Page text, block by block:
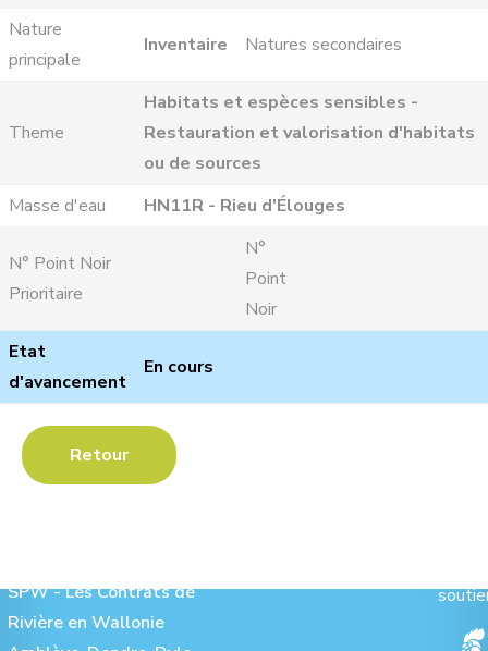
Nature
principale
Inventaire Natures secondaires
Theme
Habitats et espèces sensibles -
Restauration et valorisation d'habitats
ou de sources
Masse d'eau
HN11R - Rieu d'Élouges
N° Point Noir
Prioritaire
N°
Point
Noir
Etat
d'avancement
En cours
Retour
SPW - Les Contrats de
Rivière en Wallonie